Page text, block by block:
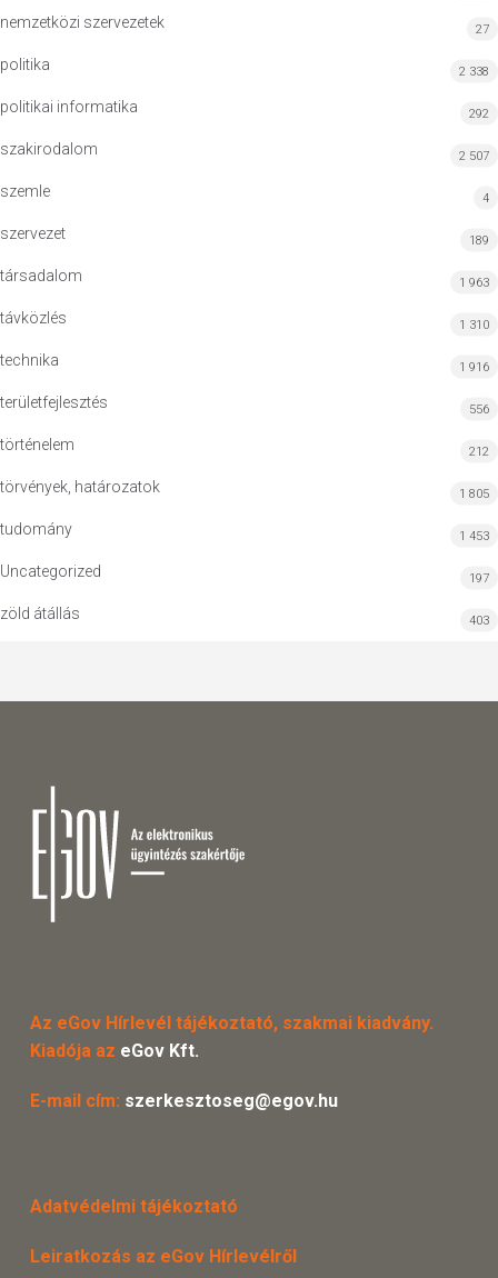
nemzetközi szervezetek 27
politika 2 338
politikai informatika 292
szakirodalom 2 507
szemle 4
szervezet 189
társadalom 1 963
távközlés 1 310
technika 1 916
területfejlesztés 556
történelem 212
törvények, határozatok 1 805
tudomány 1 453
Uncategorized 197
zöld átállás 403
Az eGov Hírlevél tájékoztató, szakmai kiadvány.
Kiadója az eGov Kft.
E-mail cím: szerkesztoseg@egov.hu
Adatvédelmi tájékoztató
Leiratkozás az eGov Hírlevélről